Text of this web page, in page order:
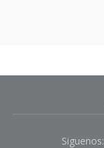
Siguenos: